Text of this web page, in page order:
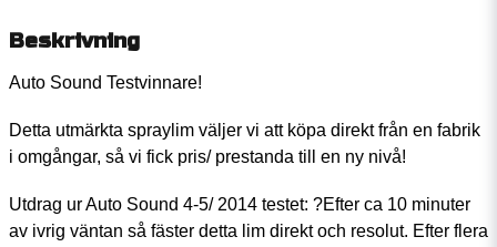
Beskrivning
Auto Sound Testvinnare!
Detta utmärkta spraylim väljer vi att köpa direkt från en fabrik
i omgångar, så vi fick pris/ prestanda till en ny nivå!
Utdrag ur Auto Sound 4-5/ 2014 testet: ?Efter ca 10 minuter
av ivrig väntan så fäster detta lim direkt och resolut. Efter flera